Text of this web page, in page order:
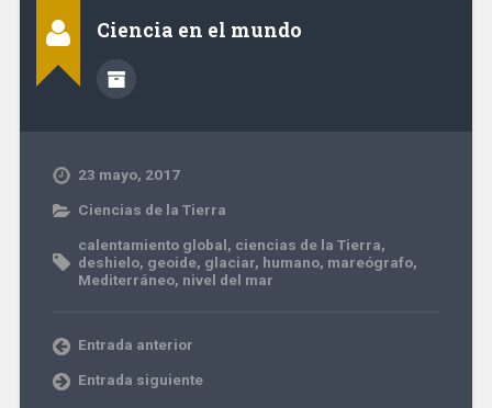
Ciencia en el mundo
23 mayo, 2017
Ciencias de la Tierra
calentamiento global, ciencias de la Tierra,
deshielo, geoide, glaciar, humano, mareógrafo,
Mediterráneo, nivel del mar
Entrada anterior
Entrada siguiente